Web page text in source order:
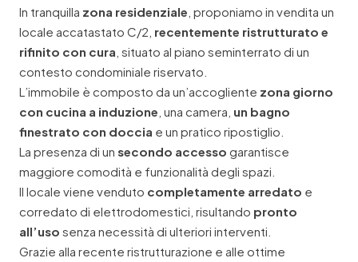
In tranquilla zona residenziale , proponiamo in vendita un
locale accatastato C/2, recentemente ristrutturato e
rifinito con cura , situato al piano seminterrato di un
contesto condominiale riservato.
L’immobile è composto da un’accogliente zona giorno
con cucina a induzione , una camera, un bagno
finestrato con doccia e un pratico ripostiglio.
La presenza di un secondo accesso garantisce
maggiore comodità e funzionalità degli spazi.
Il locale viene venduto completamente arredato e
corredato di elettrodomestici, risultando pronto
all’uso senza necessità di ulteriori interventi.
Grazie alla recente ristrutturazione e alle ottime